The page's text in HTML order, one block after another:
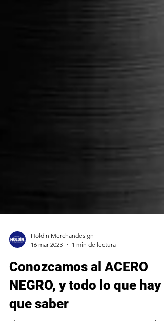
1 min de lectura
Conozcamos al ACERO
NEGRO, y todo lo que hay